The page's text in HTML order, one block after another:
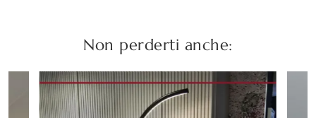
Non perderti anche: